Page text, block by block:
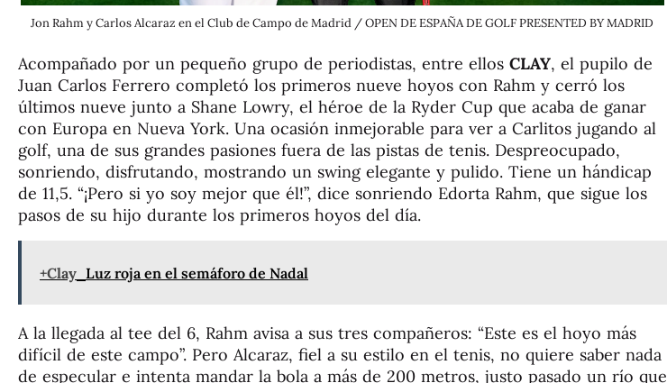
Jon Rahm y Carlos Alcaraz en el Club de Campo de Madrid / OPEN DE ESPAÑA DE GOLF PRESENTED BY MADRID
Acompañado por un pequeño grupo de periodistas, entre ellos CLAY, el pupilo de
Juan Carlos Ferrero completó los primeros nueve hoyos con Rahm y cerró los
últimos nueve junto a Shane Lowry, el héroe de la Ryder Cup que acaba de ganar
con Europa en Nueva York. Una ocasión inmejorable para ver a Carlitos jugando al
golf, una de sus grandes pasiones fuera de las pistas de tenis. Despreocupado,
sonriendo, disfrutando, mostrando un swing elegante y pulido. Tiene un hándicap
de 11,5. “¡Pero si yo soy mejor que él!”, dice sonriendo Edorta Rahm, que sigue los
pasos de su hijo durante los primeros hoyos del día.
+Clay Luz roja en el semáforo de Nadal
A la llegada al tee del 6, Rahm avisa a sus tres compañeros: “Este es el hoyo más
difícil de este campo”. Pero Alcaraz, fiel a su estilo en el tenis, no quiere saber nada
de especular e intenta mandar la bola a más de 200 metros, justo pasado un río que